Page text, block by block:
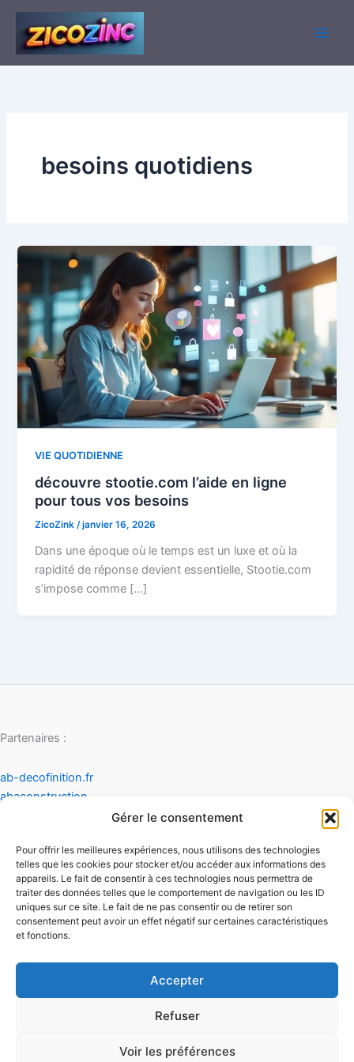
Gérer le consentement
Pour offrir les meilleures expériences, nous utilisons des technologies
telles que les cookies pour stocker et/ou accéder aux informations des
appareils. Le fait de consentir à ces technologies nous permettra de
traiter des données telles que le comportement de navigation ou les ID
uniques sur ce site. Le fait de ne pas consentir ou de retirer son
consentement peut avoir un effet négatif sur certaines caractéristiques
et fonctions.
Accepter
Refuser
Voir les préférences
Aller
contenu
besoins quotidiens
VIE QUOTIDIENNE
découvre stootie.com l’aide en ligne
pour tous vos besoins
ZicoZink/janvier 16, 2026
Dans une époque où le temps est un luxe et où la
rapidité de réponse devient essentielle, Stootie.com
s’impose comme […]
Partenaires :
ab-decofinition.fr
abaconstruction
infinideco
Contact
Mentions légales
Conditions générales d'utilisation
Conditions générales de vente